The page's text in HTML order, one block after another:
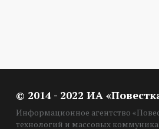
© 2014 - 2022 ИА
Информационное агентство
технологий и массовых